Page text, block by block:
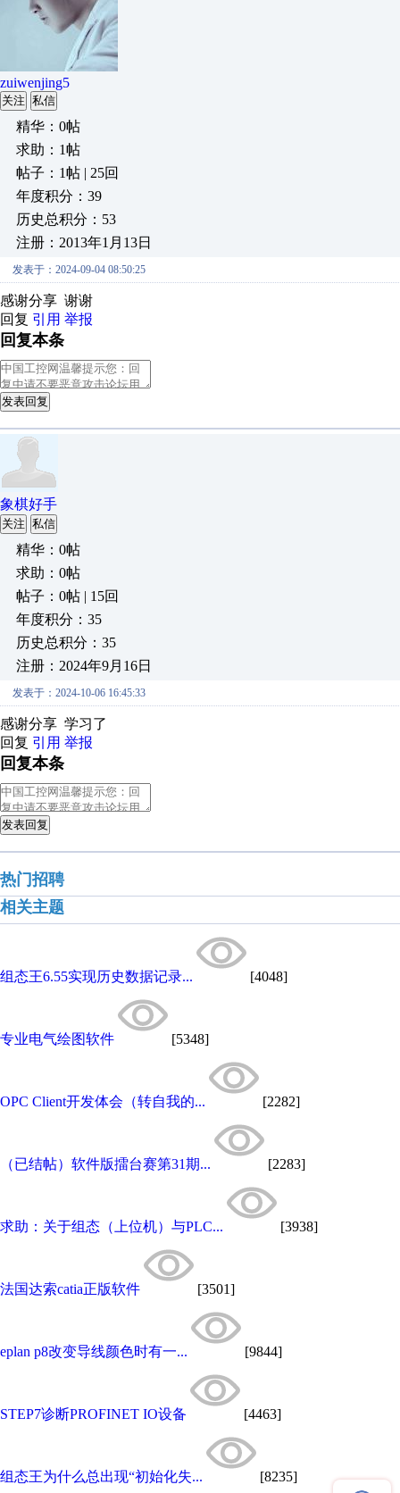
zuiwenjing5
关注 私信
精华：0帖
求助：1帖
帖子：1帖 | 25回
年度积分：39
历史总积分：53
注册：2013年1月13日
发表于：2024-09-04 08:50:25
感谢分享 谢谢
回复 引用 举报
回复本条
发表回复
象棋好手
关注 私信
精华：0帖
求助：0帖
帖子：0帖 | 15回
年度积分：35
历史总积分：35
注册：2024年9月16日
发表于：2024-10-06 16:45:33
感谢分享 学习了
回复 引用 举报
回复本条
发表回复
热门招聘
相关主题
组态王6.55实现历史数据记录... [4048]
专业电气绘图软件 [5348]
OPC Client开发体会（转自我的... [2282]
（已结帖）软件版擂台赛第31期... [2283]
求助：关于组态（上位机）与PLC... [3938]
法国达索catia正版软件 [3501]
eplan p8改变导线颜色时有一... [9844]
STEP7诊断PROFINET IO设备 [4463]
组态王为什么总出现“初始化失... [8235]